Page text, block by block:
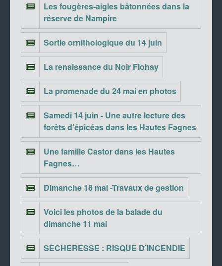
Les fougères-aigles bâtonnées dans la
réserve de Nampîre
Sortie ornithologique du 14 juin
La renaissance du Noir Flohay
La promenade du 24 mai en photos
Samedi 14 juin - Une autre lecture des
forêts d’épicéas dans les Hautes Fagnes
Une famille Castor dans les Hautes
Fagnes…
Dimanche 18 mai -Travaux de gestion
Voici les photos de la balade du
dimanche 11 mai
SECHERESSE : RISQUE D’INCENDIE